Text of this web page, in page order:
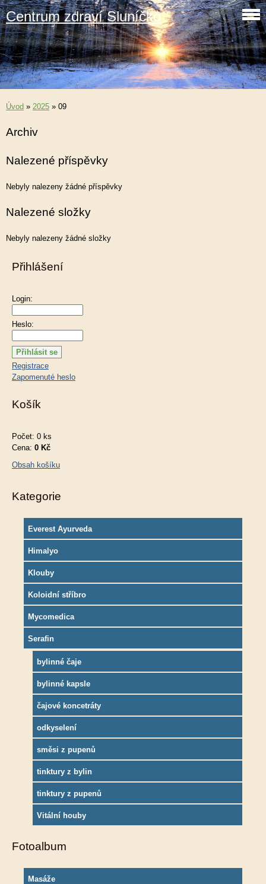
Centrum zdraví Sluníčko
Úvod » 2025 » 09
Archiv
Nalezené příspěvky
Nebyly nalezeny žádné příspěvky
Nalezené složky
Nebyly nalezeny žádné složky
Přihlášení
Login:
Heslo:
Registrace
Zapomenuté heslo
Košík
Počet: 0 ks
Cena: 0 Kč
Obsah košíku
Kategorie
Everest Ayurveda
Himalyo
Klouby
Koloidní stříbro
Mycomedica
Serafin
bylinné čaje
bylinné kapsle
čajové koncetráty
odkyselení
směsi z pupenů
tinktury z bylin
tinktury z pupenů
Vitální houby
Fotoalbum
Masáže